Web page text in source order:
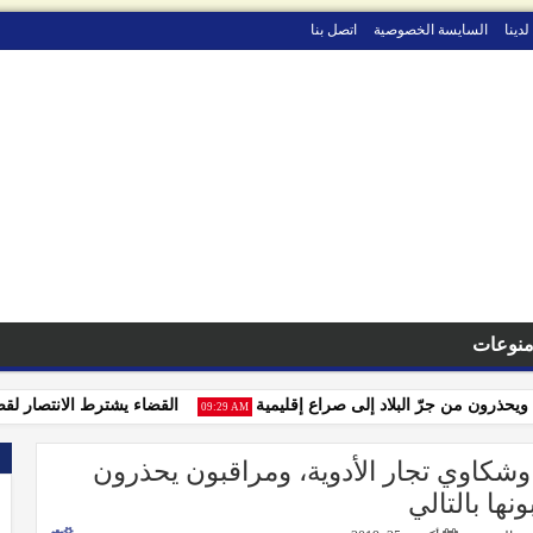
السايسة الخصوصية اتصل بنا
منوعات
09:29 AM من جرّ البلاد إلى صراع إقليمية القضاء يشترط الانتصار لقضايا
تجار الأدوية، ومراقبون يحذرون
بالتالي